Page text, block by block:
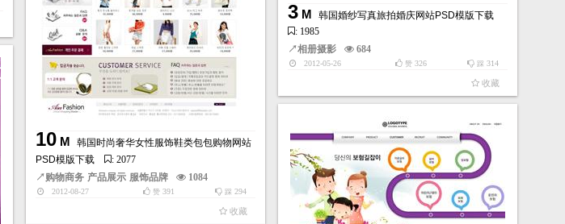
10M
韩国时尚奢华女性服饰鞋类包包购物网站
PSD模版下载
: 2077
↗购物商务 产品展示 服饰品牌 1084
2012-08-27 踩 294
赞391
收藏
3M
韩国婚纱写真旅拍婚庆网站PSD模版下载
: 1985
↗相册摄影 684
2012-05-26 踩 314
赞326
收藏